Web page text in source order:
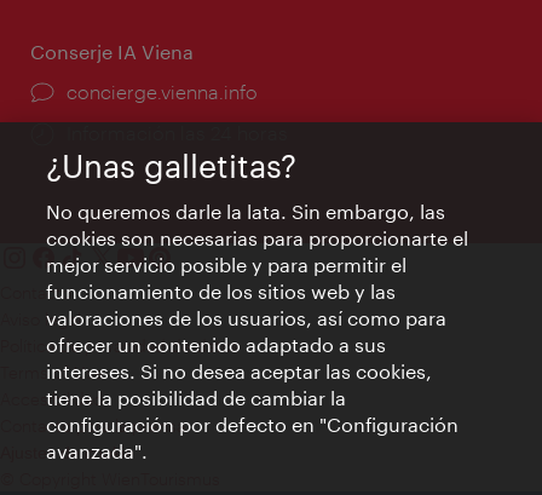
Conserje IA Viena
concierge.vienna.info
Contacto
Aviso legal
Política de privacidad de datos
Terms of Use
Accesibilidad
Contacto para la prensa
Ajustes de cookie
¿Unas galletitas?
No queremos darle la lata. Sin embargo, las
cookies son necesarias para proporcionarte el
mejor servicio posible y para permitir el
funcionamiento de los sitios web y las
valoraciones de los usuarios, así como para
ofrecer un contenido adaptado a sus
intereses. Si no desea aceptar las cookies,
tiene la posibilidad de cambiar la
configuración por defecto en "Configuración
avanzada".